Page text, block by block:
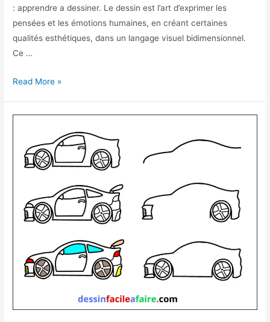
: apprendre a dessiner. Le dessin est l’art d’exprimer les
pensées et les émotions humaines, en créant certaines
qualités esthétiques, dans un langage visuel bidimensionnel.
Ce …
Comment
facilement
Read More »